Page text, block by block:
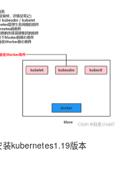
装kubernetes1.19版本